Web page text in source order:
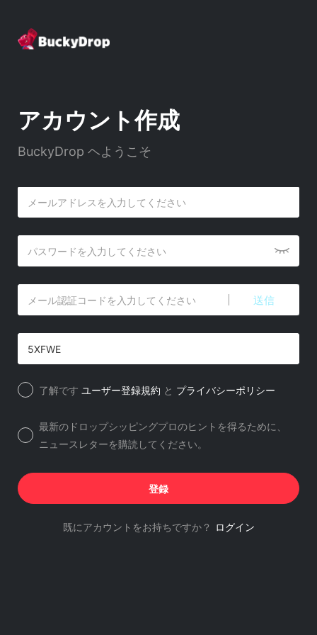
アカウント作成
BuckyDrop ヘようこそ
送信
了解です ユーザー登録規約 と プライバシーポリシー
最新のドロップシッピングプロのヒントを得るために、
ニュースレターを購読してください。
登録
既にアカウントをお持ちですか？ ログイン